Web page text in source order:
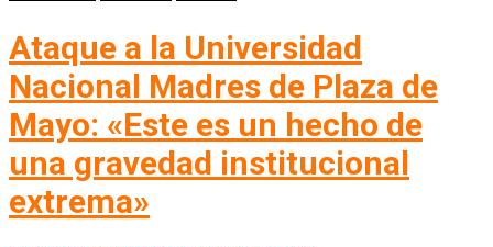
Ataque a la Universidad
Nacional Madres de Plaza de
Mayo: «Este es un hecho de
una gravedad institucional
extrema»